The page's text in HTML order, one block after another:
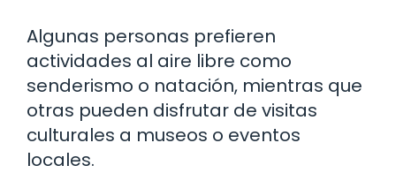
Algunas personas prefieren
actividades al aire libre como
senderismo o natación, mientras que
otras pueden disfrutar de visitas
culturales a museos o eventos
locales.